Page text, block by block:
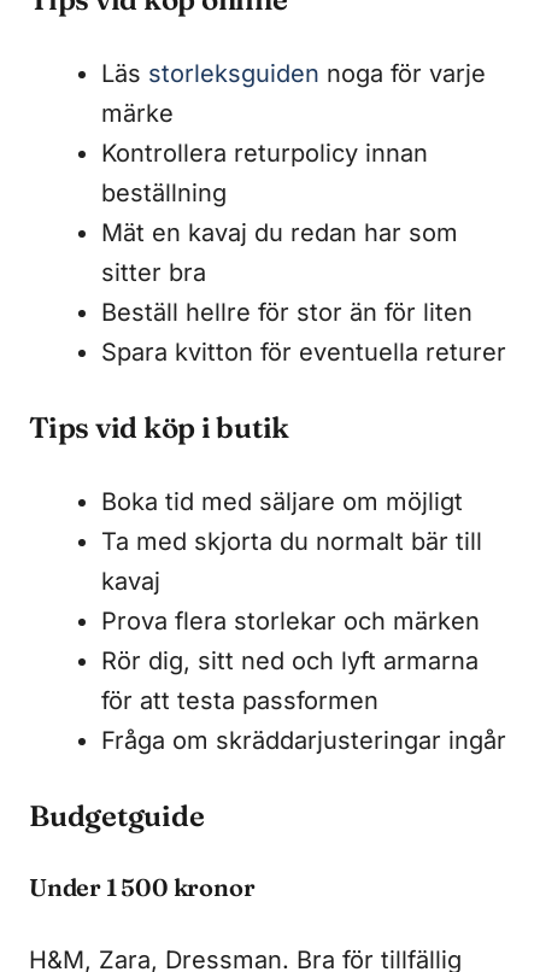
Läs storleksguiden noga för varje
märke
Kontrollera returpolicy innan
beställning
Mät en kavaj du redan har som
sitter bra
Beställ hellre för stor än för liten
Spara kvitton för eventuella returer
Tips vid köp i butik
Boka tid med säljare om möjligt
Ta med skjorta du normalt bär till
kavaj
Prova flera storlekar och märken
Rör dig, sitt ned och lyft armarna
för att testa passformen
Fråga om skräddarjusteringar ingår
Budgetguide
Under 1 500 kronor
H&M, Zara, Dressman. Bra för tillfällig